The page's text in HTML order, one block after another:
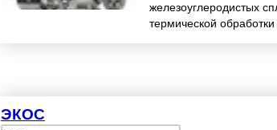
железоуглеродистых
термической
ЭКОС